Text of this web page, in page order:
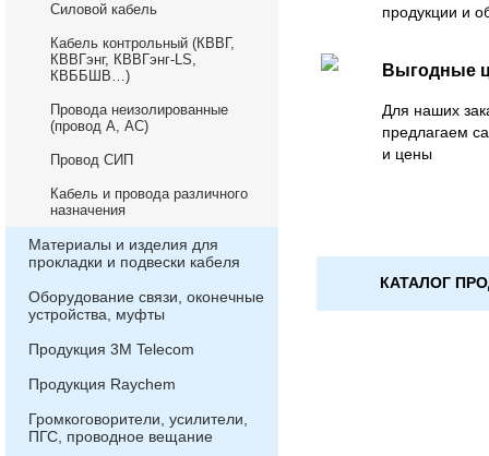
Силовой кабель
Кабель контрольный (КВВГ,
КВВГэнг, КВВГэнг-LS,
КВББШВ…)
Провода неизолированные
(провод А, АС)
Провод СИП
Кабель и провода различного
назначения
Материалы и изделия для
прокладки и подвески кабеля
Оборудование связи, оконечные
устройства, муфты
Продукция 3М Telecom
Продукция Raychem
Громкоговорители, усилители,
ПГС, проводное вещание
продукции и
Выгодные
Для наших
предлагаем
и цены
КАТАЛОГ